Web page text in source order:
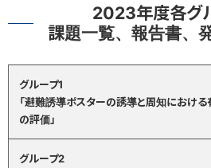
2023年度各グ
課題一覧、報告書、
グループ1
「避難誘導ポスターの誘導と周知における
の評価」
グループ2